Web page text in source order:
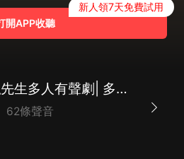
開APP收聽
新人領7天免費試用
我的自私先生多人有聲劇| 多播| 霸總
62條聲音